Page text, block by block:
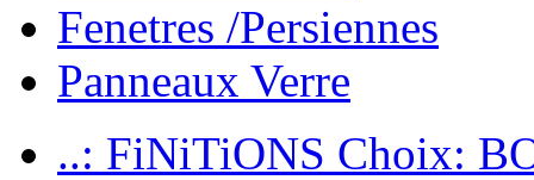
Fenetres /Persiennes
Panneaux Verre
..: FiNiTiONS Choix: